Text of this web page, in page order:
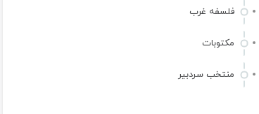
فلسفه غرب
مکتوبات
منتخب سردبیر